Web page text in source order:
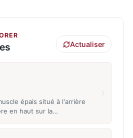
Actualiser
épais situé à l'arrière
en haut sur la…